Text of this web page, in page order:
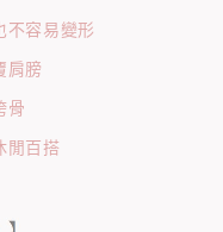
不容易變形
肩膀
骨
閒百搭